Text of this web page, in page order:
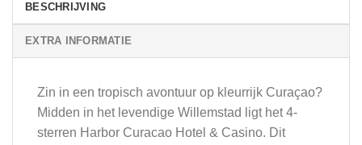
BESCHRIJVING
EXTRA INFORMATIE
Zin in een tropisch avontuur op kleurrijk Curaçao?
Midden in het levendige Willemstad ligt het 4-
sterren Harbor Curacao Hotel & Casino. Dit